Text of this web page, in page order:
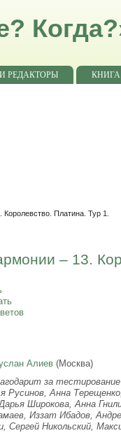
РЕДАКТОРЫ
Платина. Тур 1.
– 13.
Алиев (Москва)
за
Русинов, Анна
Широкова, Анна
Иззат Ибадов,
Сергей Никольский,